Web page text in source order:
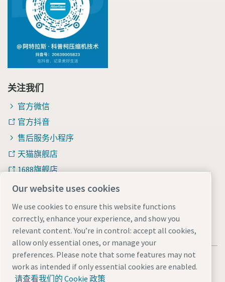
关注我们
官方微信
官方抖音
售后服务小程序
天猫旗舰店
1688旗舰店
知乎
法律和隐私声明 Manage cookies 网站地图
沪ICP备15004877号-1沪公网安备 31010602005937号
Our website uses cookies
We use cookies to ensure this website functions
correctly, enhance your experience, and show you
relevant content. You’re in control: accept all cookies,
allow only essential ones, or manage your
preferences. Please note that some features may not
work as intended if only essential cookies are enabled.
请查看我们的 Cookie 政策